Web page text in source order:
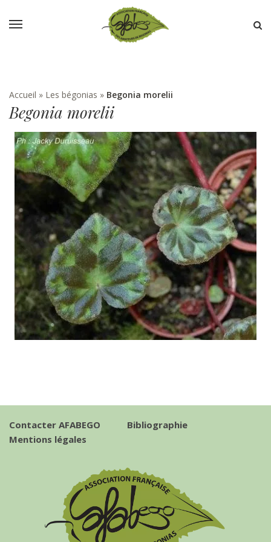
Accueil » Les bégonias » Begonia morelii
Begonia morelii
Contacter AFABEGO
Bibliographie
Mentions légales